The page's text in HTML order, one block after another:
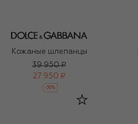
Кожаные шлепанцы
39 950 ₽
27 950 ₽
-30%